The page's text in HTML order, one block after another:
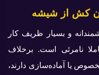
کش از شیشه
و بسیار ظریف کار
نامرئی است. برخلاف
یا آماده‌سازی دارند،